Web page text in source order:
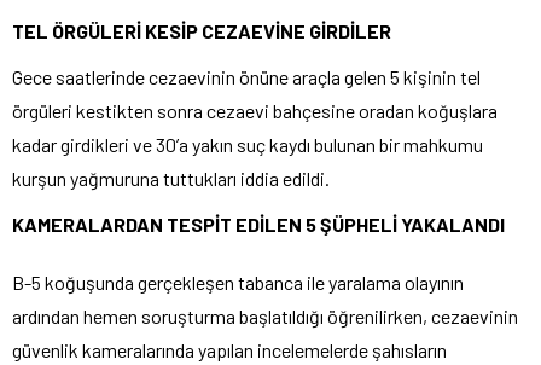
TEL ÖRGÜLERİ KESİP CEZAEVİNE GİRDİLER
Gece saatlerinde cezaevinin önüne araçla gelen 5 kişinin tel
örgüleri kestikten sonra cezaevi bahçesine oradan koğuşlara
kadar girdikleri ve 30’a yakın suç kaydı bulunan bir mahkumu
kurşun yağmuruna tuttukları iddia edildi.
KAMERALARDAN TESPİT EDİLEN 5 ŞÜPHELİ YAKALANDI
B-5 koğuşunda gerçekleşen tabanca ile yaralama olayının
ardından hemen soruşturma başlatıldığı öğrenilirken, cezaevinin
güvenlik kameralarında yapılan incelemelerde şahısların